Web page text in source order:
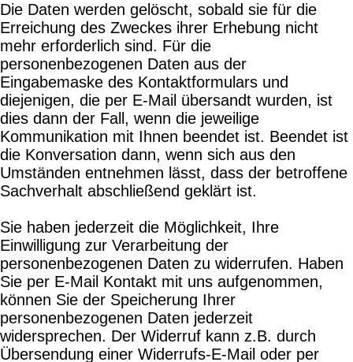
Die Daten werden gelöscht, sobald sie für die
Erreichung des Zweckes ihrer Erhebung nicht
mehr erforderlich sind. Für die
personenbezogenen Daten aus der
Eingabemaske des Kontaktformulars und
diejenigen, die per E-Mail übersandt wurden, ist
dies dann der Fall, wenn die jeweilige
Kommunikation mit Ihnen beendet ist. Beendet ist
die Konversation dann, wenn sich aus den
Umständen entnehmen lässt, dass der betroffene
Sachverhalt abschließend geklärt ist.
Sie haben jederzeit die Möglichkeit, Ihre
Einwilligung zur Verarbeitung der
personenbezogenen Daten zu widerrufen. Haben
Sie per E-Mail Kontakt mit uns aufgenommen,
können Sie der Speicherung Ihrer
personenbezogenen Daten jederzeit
widersprechen. Der Widerruf kann z.B. durch
Übersendung einer Widerrufs-E-Mail oder per